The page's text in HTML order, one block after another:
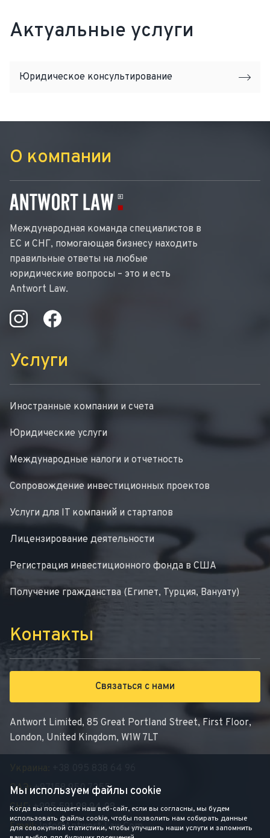
Актуальные услуги
Юридическое консультирование
О компании
Международная команда специалистов в
ЕС и СНГ, помогающая бизнесу находить
правильные ответы на любые
юридические вопросы – это и есть
Antwort Law.
Услуги
Иностранные компании и счета
Юридические услуги
Международные налоги и отчетность
Сопровождение инвестиционных проектов
Услуги для IT компаний и стартапов
Лицензирование деятельности
Регистрация инвестиционного фонда в США
Получение гражданства (Египет, Турция, Вануату)
Контакты
Связаться с нами
Antwort Limited, 85 Great Portland Street, First Floor,
London, United Kingdom, W1W 7LT
ОАЭ:+97158 950 7355
СНГ: +995 591 98 94 08
Email:Info@antwort-Law.com
Мы используем файлы cookie
Когда вы посещаете наш веб-сайт, если вы согласны, мы будем
использовать файлы cookie, чтобы позволить нам собирать данные
для совокупной статистики, чтобы улучшить наши услуги и запомнить